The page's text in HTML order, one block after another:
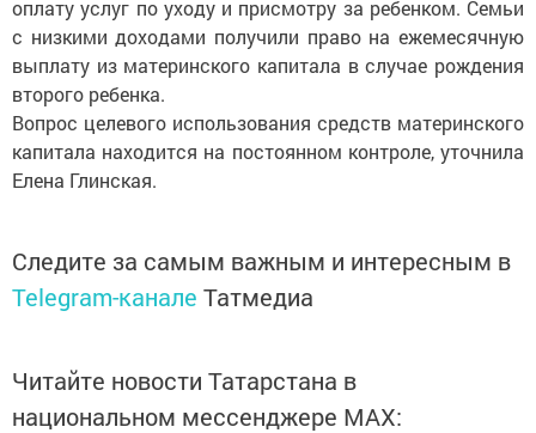
оплату услуг по уходу и присмотру за ребенком. Семьи
с низкими доходами получили право на ежемесячную
выплату из материнского капитала в случае рождения
второго ребенка.
Вопрос целевого использования средств материнского
капитала находится на постоянном контроле, уточнила
Елена Глинская.
Следите за самым важным и интересным в
Telegram-канале Татмедиа
Читайте новости Татарстана в
национальном мессенджере MАХ: